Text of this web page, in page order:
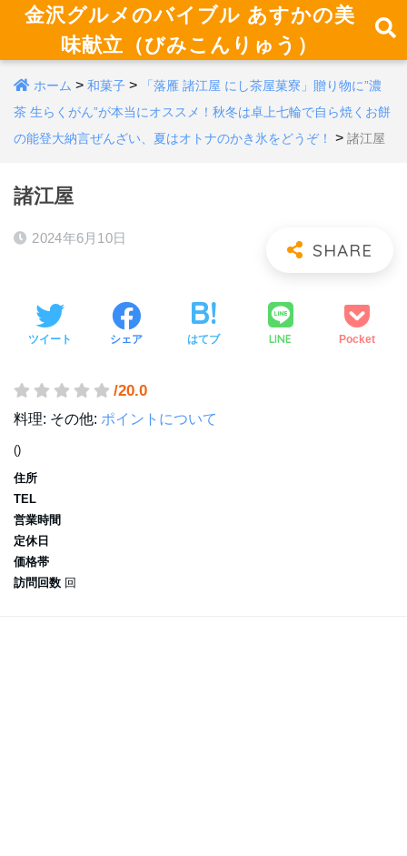
金沢グルメのバイブル あすかの美
味献立（びみこんりゅう）
ホーム > 和菓子 >
「落雁 諸江屋 にし茶屋菓寮」贈り物に”濃
茶 生らくがん”が本当にオススメ！秋冬は卓上七輪で自ら焼くお餅
の能登大納言ぜんざい、夏はオトナのかき氷をどうぞ！
> 諸江屋
諸江屋
2024年6月10日
ツイート シェア はてブ LINE Pocket
/20.0
料理: その他: ポイントについて
()
住所
TEL
営業時間
定休日
価格帯
訪問回数 回